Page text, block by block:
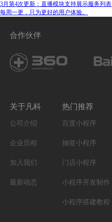
3月第4次更新：直播模块支持展示服务列表
每周一更，只为更好的用户体验。
合作伙伴
关于凡科
公司介绍
企业历程
加入我们
最新动态
热门推荐
百度小程序
抽签小程序
门店小程序
小程序开发制作
小程序搭建教程